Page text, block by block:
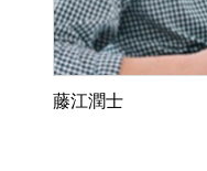
藤江潤士